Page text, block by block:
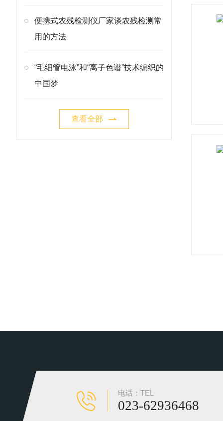
便携式农残检测仪厂家谈农残检测常
用的方法
“毛细管电泳”和“离子色谱”技术编织的
中国梦
查看全部
电话：TEL
023-62936468